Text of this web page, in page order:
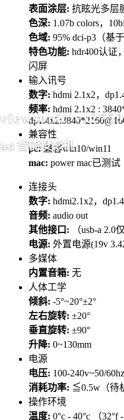
viewsonic
led 智能投影机
表面涂层: 抗眩光多层
色深: 1.07b colors，
色域: 95% dci-p3（基于
特色功能: hdr400认证
闪屏
输入讯号
数字: hdmi 2.1x2，
频率: hdmi 2.1x2 :
兼容性
pc:兼容win10/win11
mac: power mac已测试
连接头
数字: hdmi2.1x2，
音频: audio out
其他接口:
（usb-a 2.0
电源: 外置电源(19v
多媒体
内置音箱: 无
人体工学
倾斜: -5°~20°±2°
左右旋转: ±20°
垂直旋转: ±90°
升降: 0~130mm
电源
电压: 100-240v~50/60hz
消耗功率: ≦0.5w（待
操作环境
温度: 0°c - 40°c （32°f -